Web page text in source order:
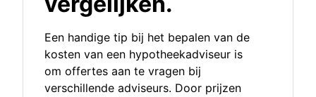
Een handige tip bij het bepalen van de
kosten van een hypotheekadviseur is
om offertes aan te vragen bij
verschillende adviseurs. Door prijzen